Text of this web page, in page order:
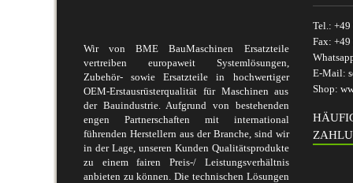
Wir von BME BauMaschinen Ersatzteile
vertreiben europaweit Systemlösungen,
Zubehör- sowie Ersatzteile in hochwertiger
OEM-Erstausrüsterqualität für Maschinen aus
der Bauindustrie. Aufgrund von bestehenden
engen Partnerschaften mit international
führenden Herstellern aus der Branche, sind wir
in der Lage, unseren Kunden Qualitätsprodukte
zu einem fairen Preis-/ Leistungsverhältnis
anbieten zu können. Die technischen Lösungen
Tel.: +49
Fax: +49
E-Mail:
Shop: